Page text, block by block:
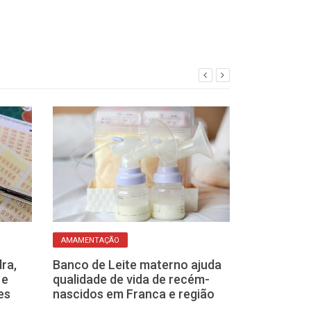
AMAMENTAÇÃO
Banco de Leite materno ajuda
qualidade de vida de recém-
nascidos em Franca e região